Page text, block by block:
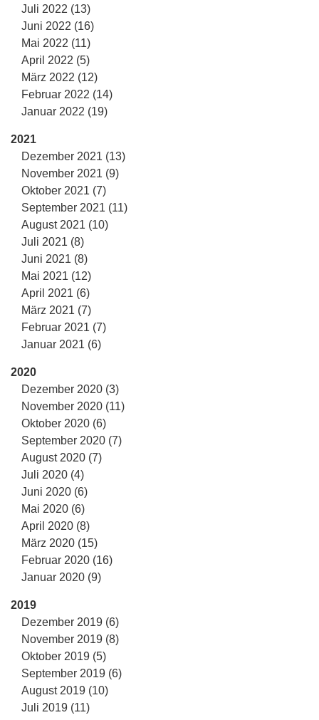
Juli 2022 (13)
Juni 2022 (16)
Mai 2022 (11)
April 2022 (5)
März 2022 (12)
Februar 2022 (14)
Januar 2022 (19)
2021
Dezember 2021 (13)
November 2021 (9)
Oktober 2021 (7)
September 2021 (11)
August 2021 (10)
Juli 2021 (8)
Juni 2021 (8)
Mai 2021 (12)
April 2021 (6)
März 2021 (7)
Februar 2021 (7)
Januar 2021 (6)
2020
Dezember 2020 (3)
November 2020 (11)
Oktober 2020 (6)
September 2020 (7)
August 2020 (7)
Juli 2020 (4)
Juni 2020 (6)
Mai 2020 (6)
April 2020 (8)
März 2020 (15)
Februar 2020 (16)
Januar 2020 (9)
2019
Dezember 2019 (6)
November 2019 (8)
Oktober 2019 (5)
September 2019 (6)
August 2019 (10)
Juli 2019 (11)